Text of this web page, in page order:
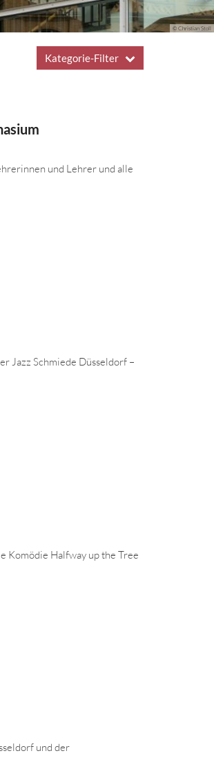
© Christian Stoll
Kategorie-Filter
und Lehrer und alle
Jazz Schmiede Düsseldorf –
Komödie Halfway up the Tree
und der